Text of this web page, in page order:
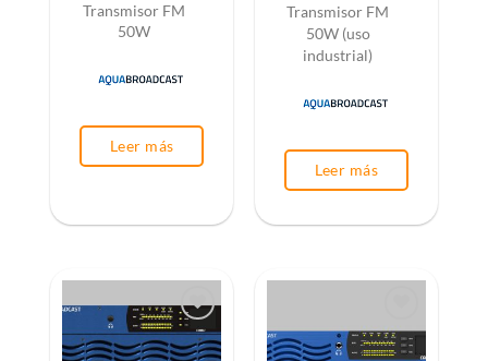
Transmisor FM
50W
Leer más
Transmisor FM
50W (uso
industrial)
Leer más